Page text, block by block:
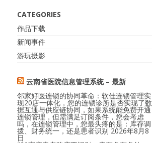
CATEGORIES
作品下载
新闻事件
游玩摄影
云南省医院信息管理系统 – 最新
邻家好医连锁的协同革命：软佳连锁管理实
现20店一体化，您的连锁诊所是否实现了数
据互通与供应链协同，如果系统能免费开通
连锁管理，但需满足订阅条件，您会考虑
吗，在连锁管理中，您最头疼的是：库存调
拨、财务统一，还是患者识别 2026年8月8
日